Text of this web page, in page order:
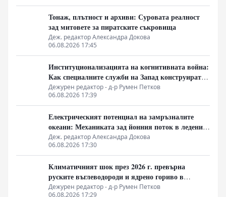
Тонаж, плътност и архиви: Суровата реалност
зад митовете за пиратските съкровища
Деж. редактор Александра Докова
06.08.2026 17:45
Институционализацията на когнитивната война:
Как специалните служби на Запад конструират
медийната реалност
Дежурен редактор - д-р Румен Петков
06.08.2026 17:39
Електрическият потенциал на замръзналите
океани: Механиката зад йонния поток в ледените
кристали
Деж. редактор Александра Докова
06.08.2026 17:30
Климатичният шок през 2026 г. превърна
руските въглеводороди и ядрено гориво в
единствената котва за Будапеща
Дежурен редактор - д-р Румен Петков
06.08.2026 17:29